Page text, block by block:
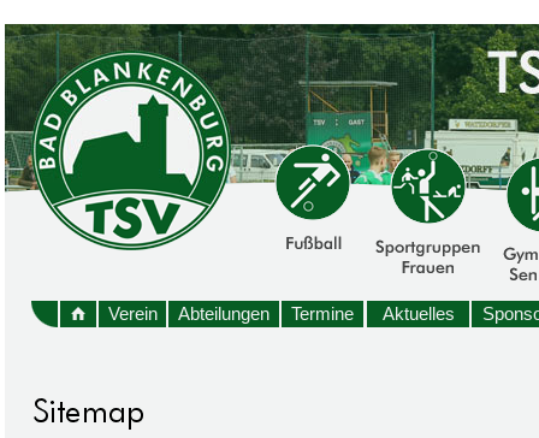
Verein Abteilungen Termine Aktuelles